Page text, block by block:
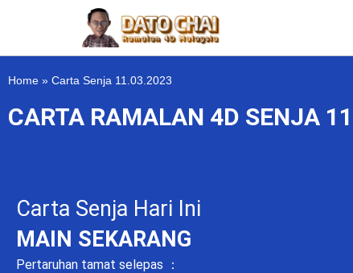
Home » Carta Senja 11.03.2023
CARTA RAMALAN 4D SENJA
Carta Senja Hari Ini
MAIN SEKARANG
Pertaruhan tamat selepas ：